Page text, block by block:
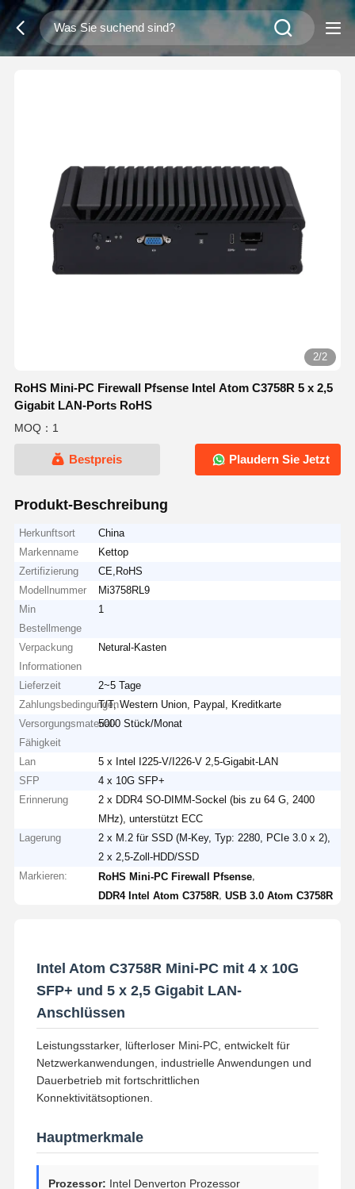
2/2
RoHS Mini-PC Firewall Pfsense Intel Atom C3758R 5 x 2,5
Gigabit LAN-Ports RoHS
MOQ：1
Bestpreis Plaudern Sie Jetzt
Produkt-Beschreibung
Herkunftsort
China
Markenname
Kettop
Zertifizierung
CE,RoHS
Modellnummer
Mi3758RL9
Min
Bestellmenge
1
Verpackung
Informationen
Netural-Kasten
Lieferzeit
2~5 Tage
ZahlungsbedingungenT/T, Western Union, Paypal, Kreditkarte
Versorgungsmaterial-
Fähigkeit
5000 Stück/Monat
Lan
5 x Intel I225-V/I226-V 2,5-Gigabit-LAN
SFP
4 x 10G SFP+
Erinnerung
2 x DDR4 SO-DIMM-Sockel (bis zu 64 G, 2400
MHz), unterstützt ECC
Lagerung
2 x M.2 für SSD (M-Key, Typ: 2280, PCIe 3.0 x 2),
2 x 2,5-Zoll-HDD/SSD
Markieren:
RoHS Mini-PC Firewall Pfsense
DDR4 Intel Atom C3758R ,USB 3.0 Atom C3758R
Intel Atom C3758R Mini-PC mit 4 x 10G
SFP+ und 5 x 2,5 Gigabit LAN-
Anschlüssen
Leistungsstarker, lüfterloser Mini-PC, entwickelt für
Netzwerkanwendungen, industrielle Anwendungen und
Dauerbetrieb mit fortschrittlichen
Konnektivitätsoptionen.
Hauptmerkmale
Prozessor: Intel Denverton Prozessor